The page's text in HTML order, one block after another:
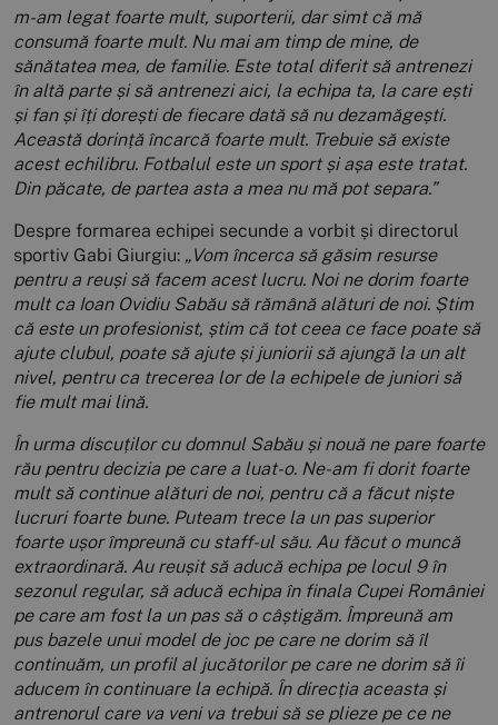
m-am legat foarte mult, suporterii, dar simt că mă
consumă foarte mult. Nu mai am timp de mine, de
sănătatea mea, de familie. Este total diferit să antrenezi
în altă parte și să antrenezi aici, la echipa ta, la care ești
și fan și îți dorești de fiecare dată să nu dezamăgești.
Această dorință încarcă foarte mult. Trebuie să existe
acest echilibru. Fotbalul este un sport și așa este tratat.
Din păcate, de partea asta a mea nu mă pot separa.”
Despre formarea echipei secunde a vorbit și directorul
sportiv Gabi Giurgiu: „Vom încerca să găsim resurse
pentru a reuși să facem acest lucru. Noi ne dorim foarte
mult ca Ioan Ovidiu Sabău să rămână alături de noi. Știm
că este un profesionist, știm că tot ceea ce face poate să
ajute clubul, poate să ajute și juniorii să ajungă la un alt
nivel, pentru ca trecerea lor de la echipele de juniori să
fie mult mai lină.
În urma discuților cu domnul Sabău și nouă ne pare foarte
rău pentru decizia pe care a luat-o. Ne-am fi dorit foarte
mult să continue alături de noi, pentru că a făcut niște
lucruri foarte bune. Puteam trece la un pas superior
foarte ușor împreună cu staff-ul său. Au făcut o muncă
extraordinară. Au reușit să aducă echipa pe locul 9 în
sezonul regular, să aducă echipa în finala Cupei României
pe care am fost la un pas să o câștigăm. Împreună am
pus bazele unui model de joc pe care ne dorim să îl
continuăm, un profil al jucătorilor pe care ne dorim să îi
aducem în continuare la echipă. În direcția aceasta și
antrenorul care va veni va trebui să se plieze pe ce ne